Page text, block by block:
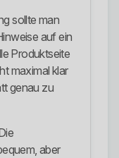
sollte man
auf ein
Produktseite
maximal klar
genau zu
aber